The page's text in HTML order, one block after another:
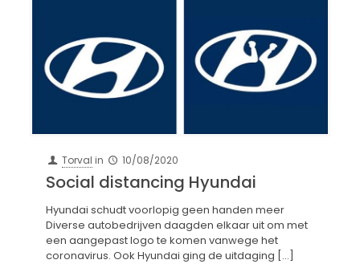
Torval in 10/08/2020
Social distancing Hyundai
Hyundai schudt voorlopig geen handen meer
Diverse autobedrijven daagden elkaar uit om met
een aangepast logo te komen vanwege het
coronavirus. Ook Hyundai ging de uitdaging […]